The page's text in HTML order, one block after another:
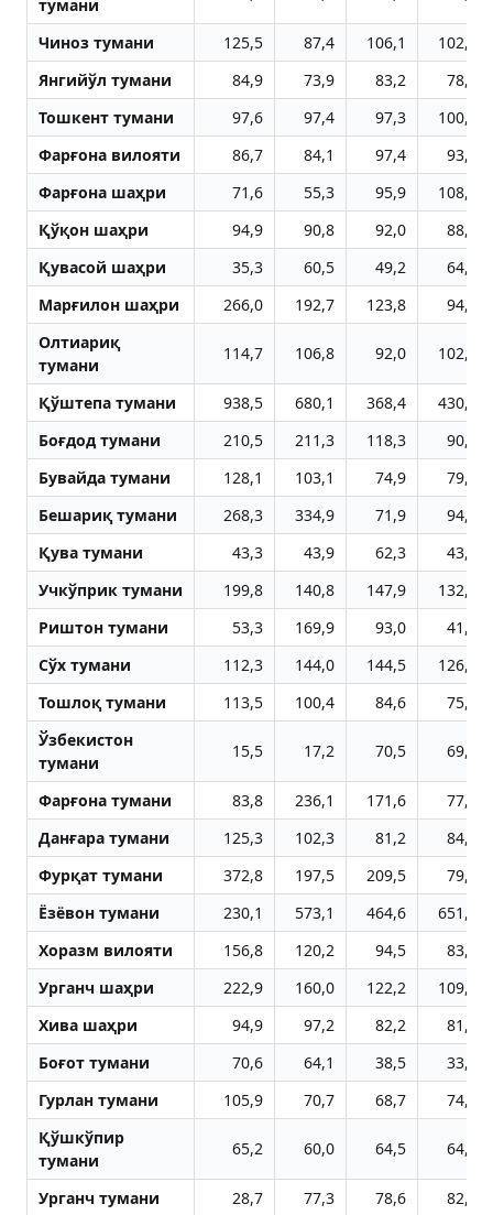
тумани
Чиноз тумани 125,5 87,4 106,1
102,2
Янгийўл тумани
84,9 73,9 83,2
78,5
Тошкент тумани
97,6 97,4 97,3
100,4
Фарғона вилояти
86,7 84,1 97,4
93,5
Фарғона шаҳри
71,6 55,3 95,9
108,8
Қўқон шаҳри
94,9 90,8 92,0
88,7
Қувасой шаҳри
35,3 60,5 49,2
64,9
Марғилон шаҳри
266,0 192,7 123,8
94,6
Олтиариқ
тумани
114,7 106,8 92,0 102,4
Қўштепа тумани 938,5 680,1 368,4
430,0
Боғдод тумани
210,5 211,3 118,3
90,9
Бувайда тумани
128,1 103,1 74,9
79,7
Бешариқ тумани
268,3 334,9 71,9
94,6
Қува тумани
43,3 43,9 62,3
43,7
Учкўприк тумани
199,8 140,8 147,9
132,1
Риштон тумани
53,3 169,9 93,0
41,0
Сўх тумани
112,3 144,0 144,5
126,2
Тошлоқ тумани
113,5 100,4 84,6
75,1
Ўзбекистон
тумани
15,5 17,2 70,5 69,9
Фарғона тумани 83,8 236,1 171,6
77,2
Данғара тумани
125,3 102,3 81,2
84,3
Фурқат тумани
372,8 197,5 209,5
79,7
Ёзёвон тумани
230,1 573,1 464,6
651,6
Хоразм вилояти
156,8 120,2 94,5
83,1
Урганч шаҳри
222,9 160,0 122,2
109,3
Хива шаҳри
94,9 97,2 82,2
81,2
Боғот тумани
70,6 64,1 38,5
33,1
Гурлан тумани
105,9 70,7 68,7
74,2
Қўшкўпир
тумани
65,2 60,0 64,5 64,3
Урганч тумани 28,7 77,3 78,6
82,8